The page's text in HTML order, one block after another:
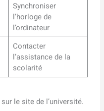
Synchroniser
l’horloge de
l’ordinateur
Contacter
l’assistance de la
scolarité
le site de l’université.